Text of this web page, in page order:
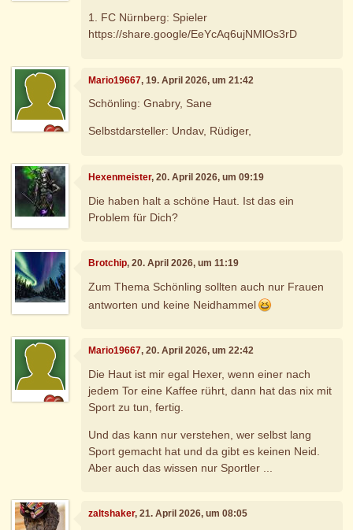
1. FC Nürnberg: Spieler
https://share.google/EeYcAq6ujNMlOs3rD
Mario19667, 19. April 2026, um 21:42
Schönling: Gnabry, Sane
Selbstdarsteller: Undav, Rüdiger,
Hexenmeister, 20. April 2026, um 09:19
Die haben halt a schöne Haut. Ist das ein
Problem für Dich?
Brotchip, 20. April 2026, um 11:19
Zum Thema Schönling sollten auch nur Frauen
antworten und keine Neidhammel
Mario19667, 20. April 2026, um 22:42
Die Haut ist mir egal Hexer, wenn einer nach
jedem Tor eine Kaffee rührt, dann hat das nix mit
Sport zu tun, fertig.
Und das kann nur verstehen, wer selbst lang
Sport gemacht hat und da gibt es keinen Neid.
Aber auch das wissen nur Sportler ...
zaltshaker, 21. April 2026, um 08:05